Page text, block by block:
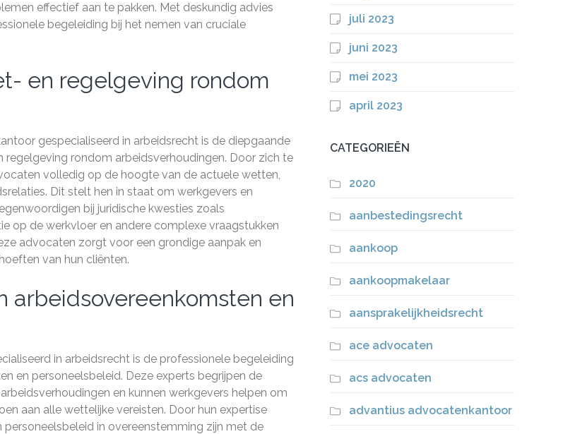
effectief aan te pakken. Met deskundig advies
begeleiding bij het nemen van cruciale
en regelgeving rondom
gespecialiseerd in arbeidsrecht is de diepgaande
rondom arbeidsverhoudingen. Door zich te
volledig op de hoogte van de actuele wetten,
Dit stelt hen in staat om werkgevers en
bij juridische kwesties zoals
op de werkvloer en andere complexe vraagstukken
advocaten zorgt voor een grondige aanpak en
van hun cliënten.
arbeidsovereenkomsten en
in arbeidsrecht is de professionele begeleiding
en personeelsbeleid. Deze experts begrijpen de
en kunnen werkgevers helpen om
aan alle wettelijke vereisten. Door hun expertise
in overeenstemming zijn met de
juli 2023
juni 2023
mei 2023
april 2023
CATEGORIEËN
2020
aanbestedingsrecht
aankoop
aankoopmakelaar
aansprakelijkheidsrecht
ace advocaten
acs advocaten
advantius advocatenkantoor